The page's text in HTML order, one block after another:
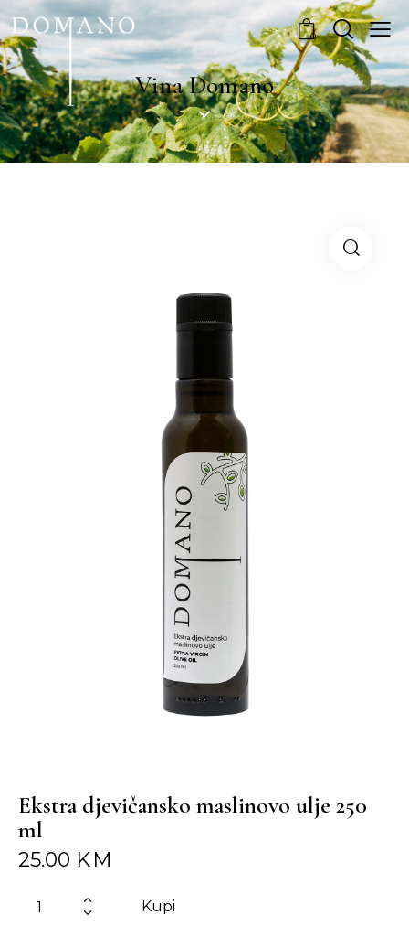
0
Vina Domano
Ekstra djevičansko maslinovo ulje 250
ml
25.00 KM
Kupi